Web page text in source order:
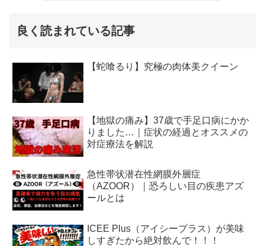
良く読まれている記事
【蛇喰るり】究極の肉体美クイーン
【地獄の痛み】37歳で手足口病にかか
りました…｜症状の経過とオススメの
対症療法を解説
急性帯状潜在性網膜外層症
（AZOOR）｜恐ろしい目の疾患アズ
ールとは
ICEE Plus（アイシープラス）が美味
しすぎたから絶対飲んで！！！